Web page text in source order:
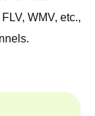
WMV, etc.,